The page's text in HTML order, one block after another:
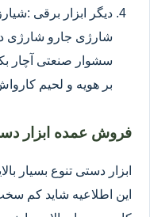
دیگر ابزار برقی
شارژی جارو شارژی
سشوار صنعتی آچار
بر هویه و لحیم
فروش عمده ابزار
ابزار دستی تنوع بسیار
این اطلاعیه شاید کم